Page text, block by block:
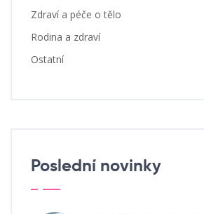
Zdraví a péče o tělo
Rodina a zdraví
Ostatní
Poslední novinky